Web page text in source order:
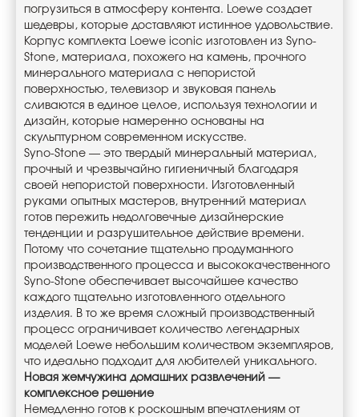
погрузиться в атмосферу контента. Loewe создает
шедевры, которые доставляют истинное удовольствие.
Корпус комплекта Loewe iconic изготовлен из Syno-
Stone, материала, похожего на камень, прочного
минерального материала с непористой
поверхностью, телевизор и звуковая панель
сливаются в единое целое, используя технологии и
дизайн, которые намеренно основаны на
скульптурном современном искусстве.
Syno-Stone — это твердый минеральный материал,
прочный и чрезвычайно гигиеничный благодаря
своей непористой поверхности. Изготовленный
руками опытных мастеров, внутренний материал
готов пережить недолговечные дизайнерские
тенденции и разрушительное действие времени.
Потому что сочетание тщательно продуманного
производственного процесса и высококачественного
Syno-Stone обеспечивает высочайшее качество
каждого тщательно изготовленного отдельного
изделия. В то же время сложный производственный
процесс ограничивает количество легендарных
моделей Loewe небольшим количеством экземпляров,
что идеально подходит для любителей уникального.
Новая жемчужина домашних развлечений —
комплексное решение
Немедленно готов к роскошным впечатлениям от